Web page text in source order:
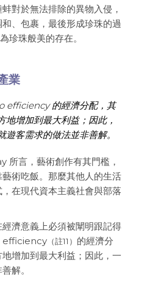
對於無法排除的異物入侵，
、包裹，最後形成珍珠的過
珍珠般美的存在。
業
efficiency 的經濟分配，其
地增加到最大利益；因此，
遊客需求的做法並非善解。
所言，藝術創作有其門檻，
術吃飯。那麼其他人的生活
在現代資本主義社會與部落
濟意義上必須被闡明跟記得
efficiency （註11） 的經濟分
增加到最大利益；因此，一
解。